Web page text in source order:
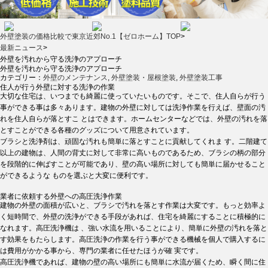
外壁塗装の価格比較で東京近郊No.1【ゼロホーム】TOP>
最新ニュース>
外壁を汚れから守る洗浄のアプローチ
外壁を汚れから守る洗浄のアプローチ
カテゴリー： 外壁のメンテナンス, 外壁塗装・屋根塗装, 外壁塗装工事
住人が行う外壁に対する洗浄の作業
大切な住宅は、いつまでも綺麗に使っていたいものです。そこで、住人自らが行う
事ができる事は多々あります。建物の外壁に対しては洗浄作業を行えば、壁面の汚
れを住人自らが落とすこ とはできます。ホームセンターなどでは、外壁の汚れを落
とすことができる各種のグッズについて用意されています。
ブラシと洗浄剤は、頑固な汚れも簡単に落とすことに貢献してくれま す。二階建て
以上の建物は、人間の背丈に対して非常に高いものであるため、ブラシの柄の部分
を段階的に伸ばすことが可能であり、壁の高い場所に対しても簡単に届かせること
ができるような ものを選ぶと大変に便利です。
業者に依頼する外壁への高圧洗浄作業
建物の外壁の面積が広いと、ブラシで汚れを落とす作業は大変です。もっと効率よ
く短時間で、外壁の洗浄ができる手段があれば、住宅を綺麗にすることに積極的に
なれます。高圧洗浄機は 、強い水流を用いることにより、簡単に外壁の汚れを落と
す効果をもたらします。高圧洗浄の作業を行う事ができる機械を個人で購入するに
は費用がかかる事から、専門の業者に任せたほうが確 実です。
高圧洗浄機であれば、建物の壁の高い場所にも簡単に水流が届くため、瞬く間に住